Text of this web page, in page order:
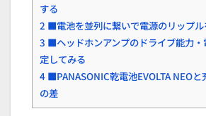
する
2 ■電池を並列に繋いで電源のリップル
3 ■ヘッドホンアンプのドライブ能力
定してみる
4 ■PANASONIC乾電池EVOLTA NEO
の差